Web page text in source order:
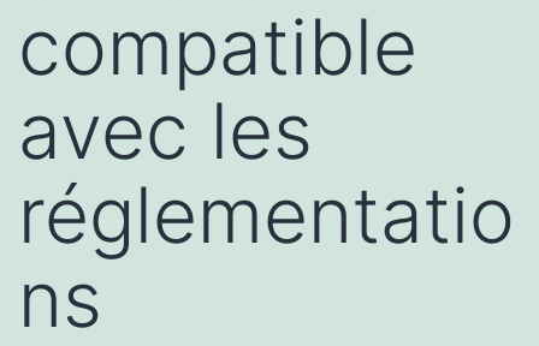
compatible
avec les
réglementatio
ns